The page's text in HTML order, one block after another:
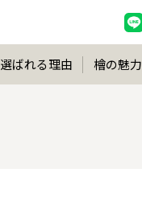
選ばれる理由 檜の魅力